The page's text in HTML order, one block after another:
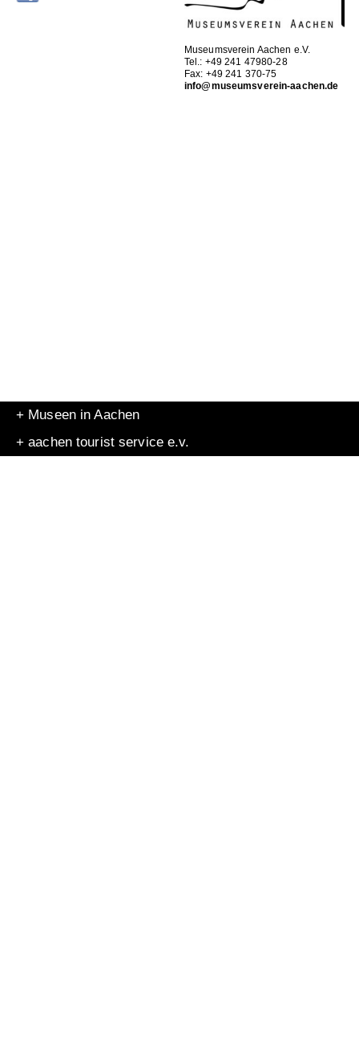
Museumsverein Aachen e.V.
Tel.: +49 241 47980-28
Fax: +49 241 370-75
info@museumsverein-aachen.de
+ Museen in Aachen
+ aachen tourist service e.v.